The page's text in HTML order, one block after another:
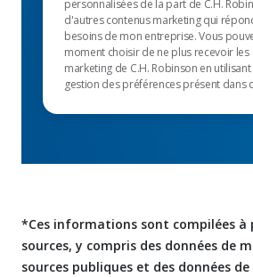
personnalisées de la part de C.H.
d'autres contenus marketing qui
besoins de mon entreprise. Vous
moment choisir de ne plus recevoir les
marketing de C.H. Robinson en
gestion des préférences présent dans
*Ces informations sont compilées à
sources, y compris des données de
sources publiques et des données de